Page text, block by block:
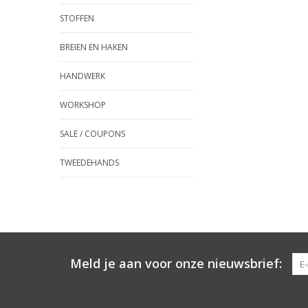
STOFFEN
BREIEN EN HAKEN
HANDWERK
WORKSHOP
SALE / COUPONS
TWEEDEHANDS
Meld je aan voor onze nieuwsbrief: